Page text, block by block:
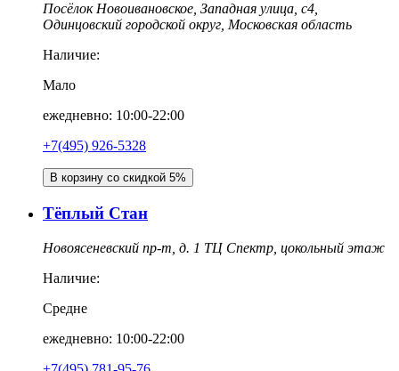
Посёлок Новоивановское, Западная улица, с4,
Одинцовский городской округ, Московская область
Наличие:
Мало
ежедневно: 10:00-22:00
+7(495) 926-5328
В корзину со скидкой 5%
Тёплый Стан
Новоясеневский пр-т, д. 1 ТЦ Спектр, цокольный этаж
Наличие:
Средне
ежедневно: 10:00-22:00